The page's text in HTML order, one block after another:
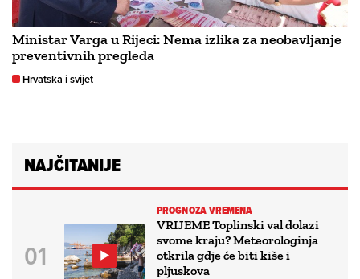
Ministar Varga u Rijeci: Nema izlika za neobavljanje
preventivnih pregleda
Hrvatska i svijet
NAJČITANIJE
PROGNOZA VREMENA
VRIJEME Toplinski val dolazi
svome kraju? Meteorologinja
otkrila gdje će biti kiše i
pljuskova